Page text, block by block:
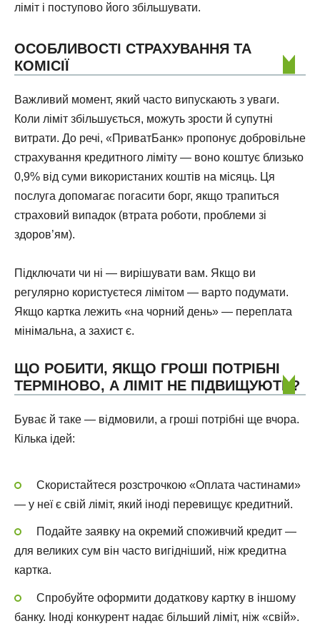
ліміт і поступово його збільшувати.
ОСОБЛИВОСТІ СТРАХУВАННЯ ТА
КОМІСІЇ
Важливий момент, який часто випускають з уваги.
Коли ліміт збільшується, можуть зрости й супутні
витрати. До речі, «ПриватБанк» пропонує добровільне
страхування кредитного ліміту — воно коштує близько
0,9% від суми використаних коштів на місяць. Ця
послуга допомагає погасити борг, якщо трапиться
страховий випадок (втрата роботи, проблеми зі
здоров’ям).
Підключати чи ні — вирішувати вам. Якщо ви
регулярно користуєтеся лімітом — варто подумати.
Якщо картка лежить «на чорний день» — переплата
мінімальна, а захист є.
ЩО РОБИТИ, ЯКЩО ГРОШІ ПОТРІБНІ
ТЕРМІНОВО, А ЛІМІТ НЕ ПІДВИЩУЮТЬ?
Буває й таке — відмовили, а гроші потрібні ще вчора.
Кілька ідей:
Скористайтеся розстрочкою «Оплата частинами»
— у неї є свій ліміт, який іноді перевищує кредитний.
Подайте заявку на окремий споживчий кредит —
для великих сум він часто вигідніший, ніж кредитна
картка.
Спробуйте оформити додаткову картку в іншому
банку. Іноді конкурент надає більший ліміт, ніж «свій».